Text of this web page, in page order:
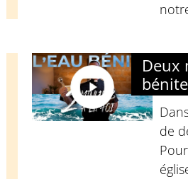
Deux
bénite
de